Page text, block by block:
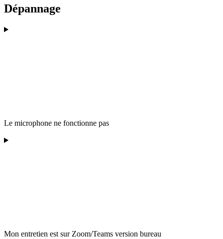
Dépannage
Le microphone ne fonctionne pas
Mon entretien est sur Zoom/Teams version bureau